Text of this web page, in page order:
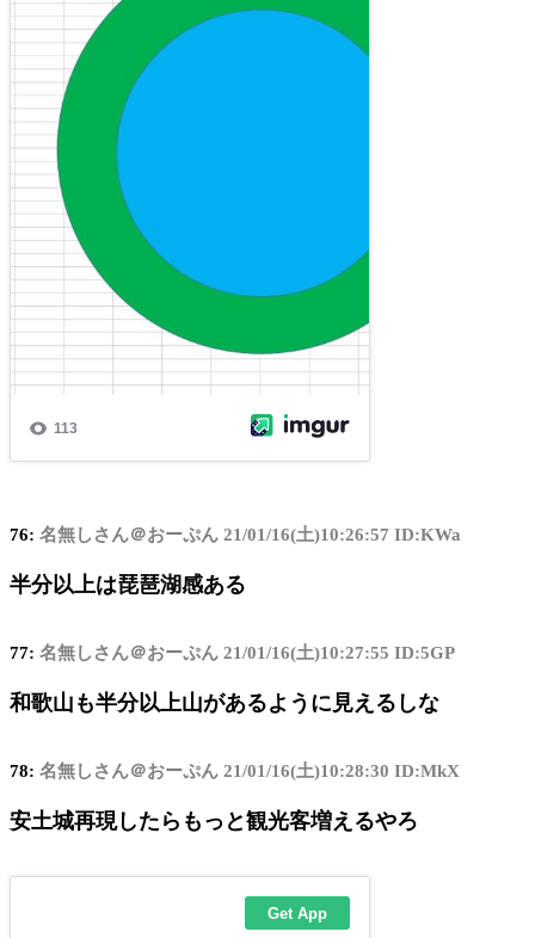
76: 名無しさん＠おーぷん 21/01/16(土)10:26:57 ID:KWa
半分以上は琵琶湖感ある
77: 名無しさん＠おーぷん 21/01/16(土)10:27:55 ID:5GP
和歌山も半分以上山があるように見えるしな
78: 名無しさん＠おーぷん 21/01/16(土)10:28:30 ID:MkX
安土城再現したらもっと観光客増えるやろ